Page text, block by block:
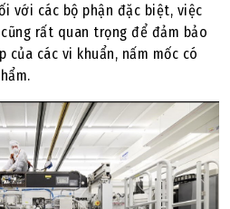
với các bộ phận đặc biệt, việc
rất quan trọng để đảm bảo
của các vi khuẩn, nấm mốc có